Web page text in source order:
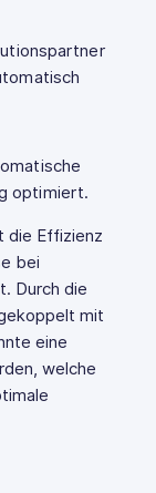
optimiert.
die Effizienz
bei
Durch die
mit
eine
welche